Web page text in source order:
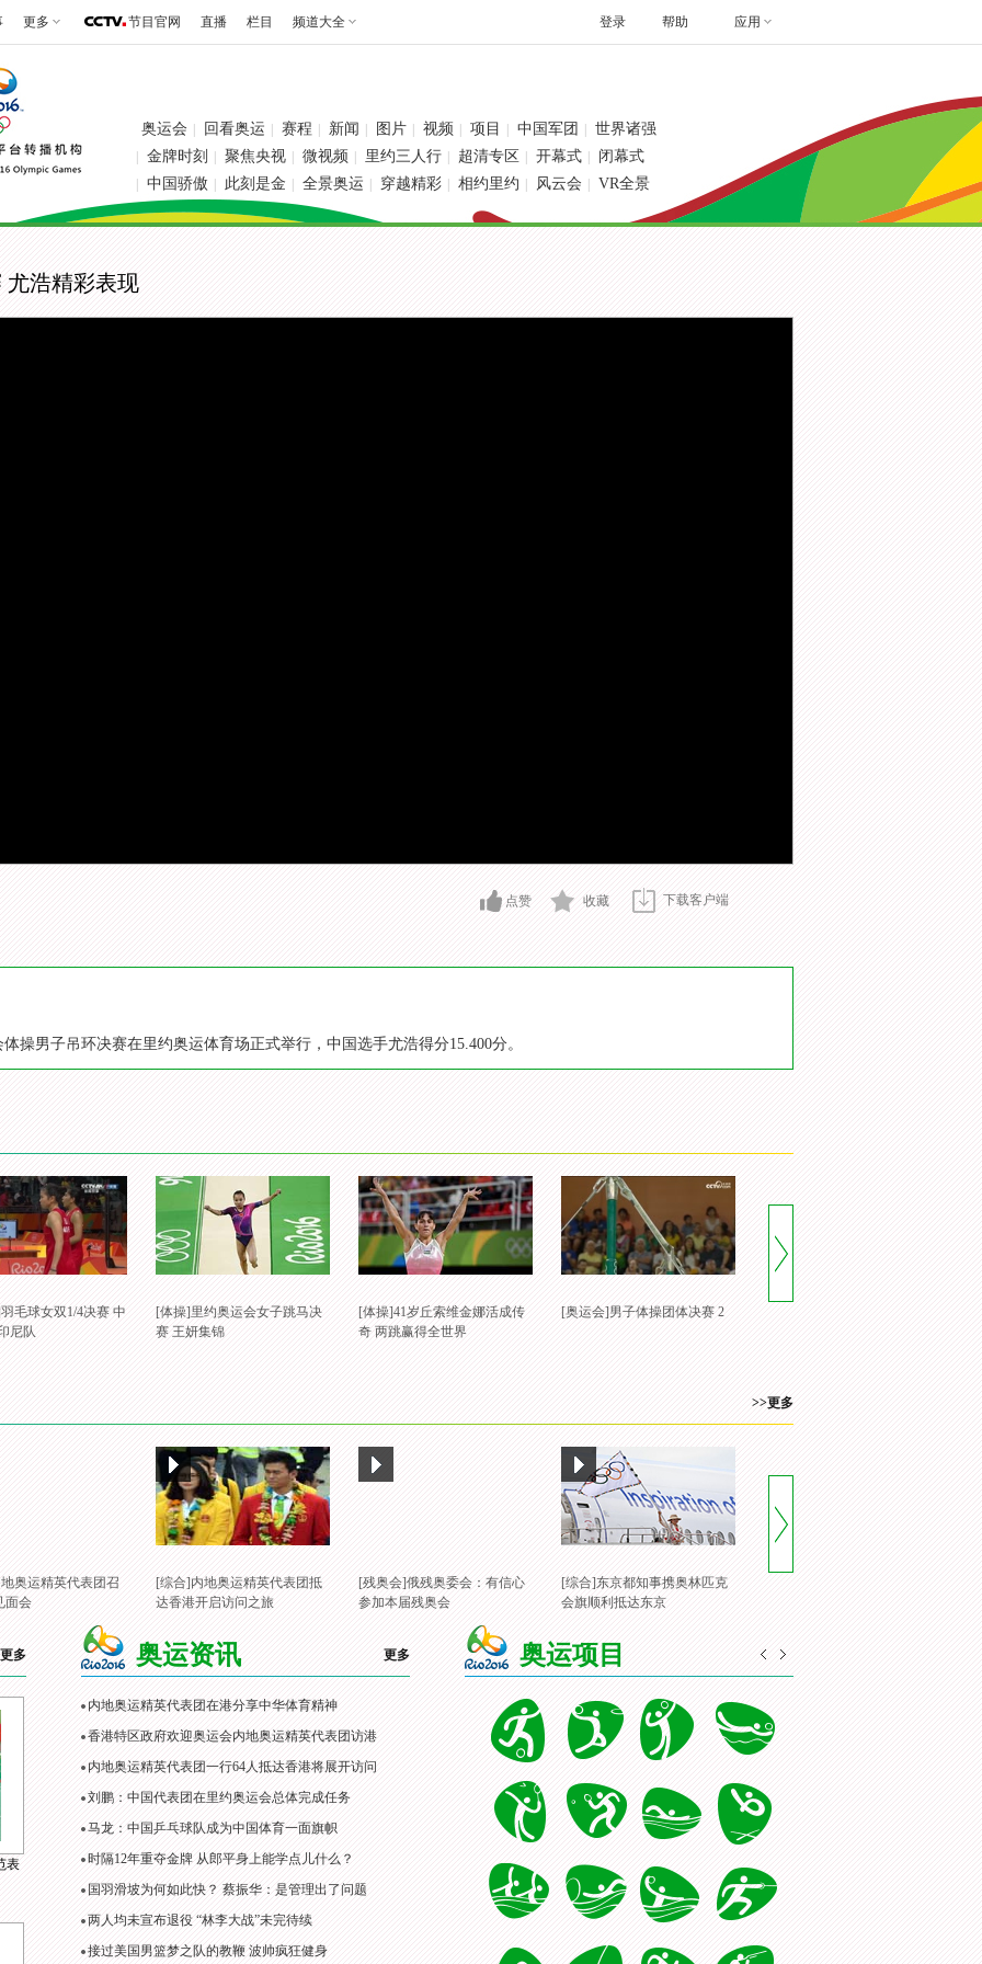
更多 节目官网 直播 栏目 频道大全 帮助 应用
登录
奥运会 回看奥运 赛程 新闻 图片 视频 项目 中国军团 世界诸强
金牌时刻 聚焦央视 微视频 里约三人行 超清专区 开幕式 闭幕式
中国骄傲 此刻是金 全景奥运 穿越精彩 相约里约 风云会 VR全景
浩精彩表现
点赞 收藏 下载客户端
操男子吊环决赛在里约奥运体育场正式举行，中国选手尤浩得分15.400分。
毛球女双1/4决赛 中
尼队
[体操]里约奥运会女子跳马决
赛 王妍集锦
[体操]41岁丘索维金娜活成传
奇 两跳赢得全世界
[奥运会]男子体操团体决赛 2
>>更多
奥运精英代表团召
面会
[综合]内地奥运精英代表团抵
达香港开启访问之旅
[残奥会]俄残奥委会：有信心
参加本届残奥会
[综合]东京都知事携奥林匹克
会旗顺利抵达东京
更多
表
奥运资讯 更多
内地奥运精英代表团在港分享中华体育精神
香港特区政府欢迎奥运会内地奥运精英代表团访港
内地奥运精英代表团一行64人抵达香港将展开访问
刘鹏：中国代表团在里约奥运会总体完成任务
马龙：中国乒乓球队成为中国体育一面旗帜
时隔12年重夺金牌 从郎平身上能学点儿什么？
国羽滑坡为何如此快？ 蔡振华：是管理出了问题
两人均未宣布退役 “林李大战”未完待续
接过美国男篮梦之队的教鞭 波帅疯狂健身
奥运项目